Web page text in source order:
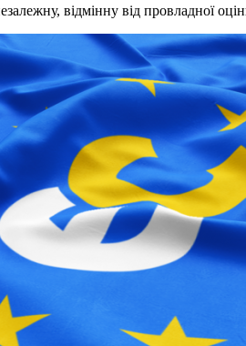
відмінну від провладної